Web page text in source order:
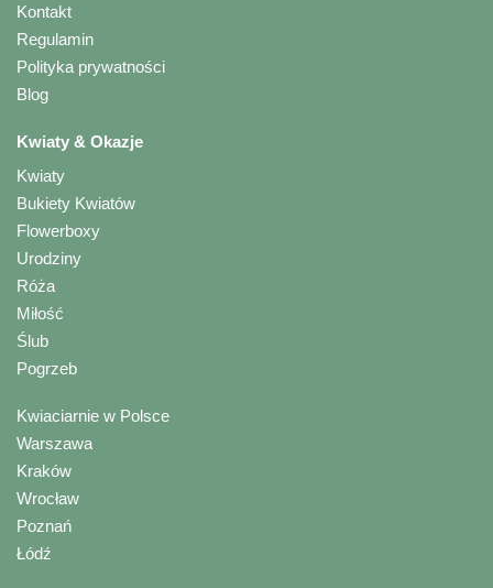
Kontakt
Regulamin
Polityka prywatności
Blog
Kwiaty & Okazje
Kwiaty
Bukiety Kwiatów
Flowerboxy
Urodziny
Róża
Miłość
Ślub
Pogrzeb
Kwiaciarnie w Polsce
Warszawa
Kraków
Wrocław
Poznań
Łódź